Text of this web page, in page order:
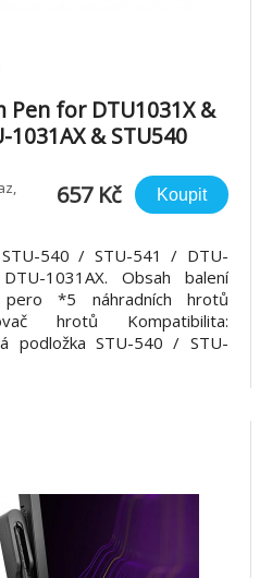
Pen for DTU1031X &
1031AX & STU540
657 Kč Koupit
540 / STU-541 / DTU-
1031AX. Obsah balení
pero *5 náhradních hrotů
hrotů Kompatibilita:
podložka STU-540 / STU-